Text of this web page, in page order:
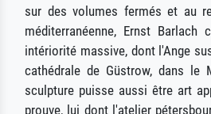
sur des volumes fermés et au
méditerranéenne, Ernst Barlach
intériorité massive, dont l'Ange
cathédrale de Güstrow, dans le
sculpture puisse aussi être art
prouve, lui dont l'atelier